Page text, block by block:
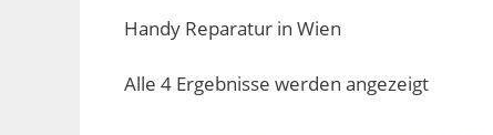
Handy Reparatur in Wien
Alle 4 Ergebnisse werden angezeigtNach